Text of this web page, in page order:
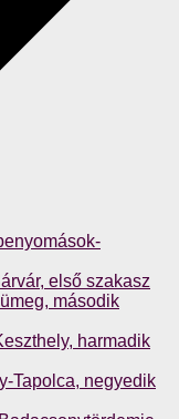
első szakasz
második
harmadik
Tapolca, negyedik